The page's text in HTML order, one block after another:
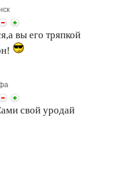
вы его тряпкой
свой уродай